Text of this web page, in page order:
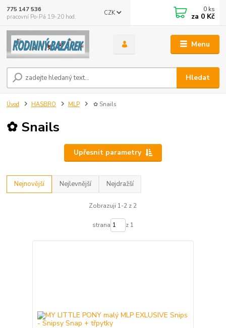
Menu
CZK
Hledat
775 147 536
pracovní Po-Pá 19-20 hod.
0 ks
za 0 Kč
Úvod HASBRO MLP ✿ Snails
✿ Snails
Upřesnit parametry
Nejnovější Nejlevnější Nejdražší
Zobrazuji 1-2 z 2
strana z 1